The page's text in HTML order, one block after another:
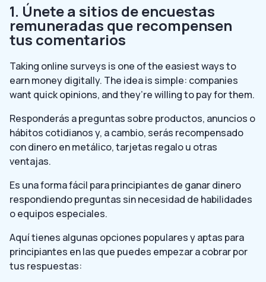
1. Únete a sitios de encuestas
remuneradas que recompensen
tus comentarios
Taking online surveys is one of the easiest ways to
earn money digitally. The idea is simple: companies
want quick opinions, and they’re willing to pay for them.
Responderás a preguntas sobre productos, anuncios o
hábitos cotidianos y, a cambio, serás recompensado
con dinero en metálico, tarjetas regalo u otras
ventajas.
Es una forma fácil para principiantes de ganar dinero
respondiendo preguntas sin necesidad de habilidades
o equipos especiales.
Aquí tienes algunas opciones populares y aptas para
principiantes en las que puedes empezar a cobrar por
tus respuestas: